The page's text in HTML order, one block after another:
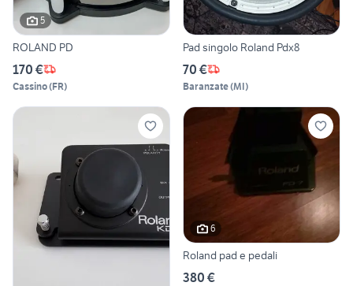
5
ROLAND PD
170 €
Cassino(FR)
Pad singolo Roland Pdx8
70 €
Baranzate(MI)
6
Roland pad e pedali
380 €